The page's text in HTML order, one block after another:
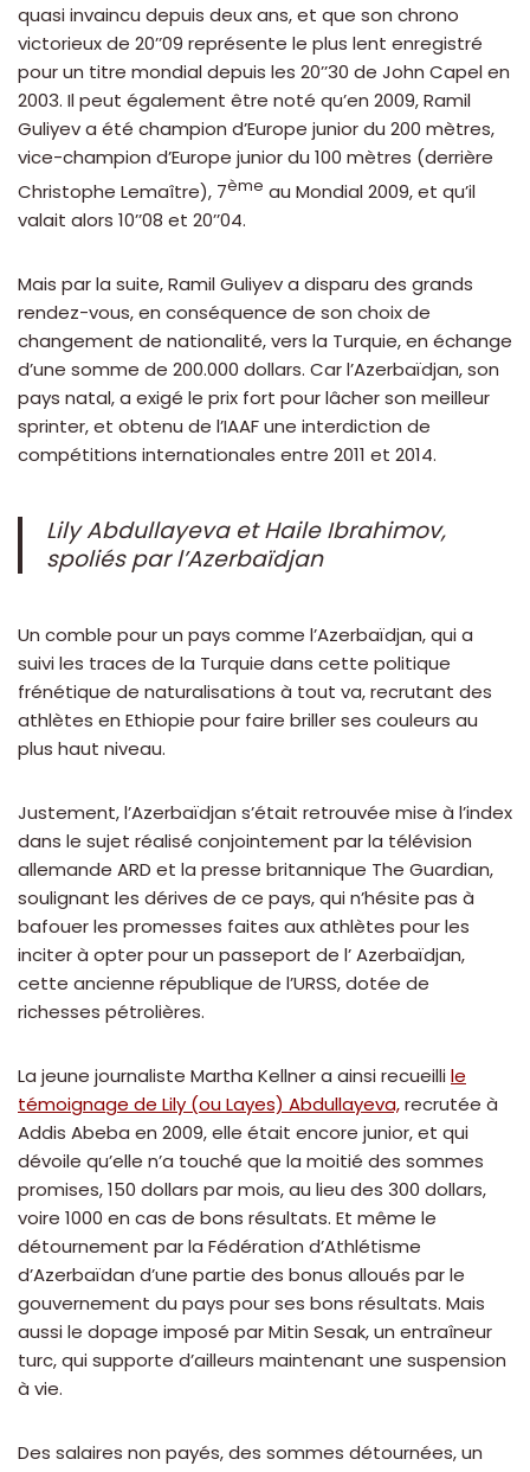
quasi invaincu depuis deux ans, et que son chrono
victorieux de 20’’09 représente le plus lent enregistré
pour un titre mondial depuis les 20’’30 de John Capel en
2003. Il peut également être noté qu’en 2009, Ramil
Guliyev a été champion d’Europe junior du 200 mètres,
vice-champion d’Europe junior du 100 mètres (derrière
Christophe Lemaître), 7ème au Mondial 2009, et qu’il
valait alors 10’’08 et 20’’04.
Mais par la suite, Ramil Guliyev a disparu des grands
rendez-vous, en conséquence de son choix de
changement de nationalité, vers la Turquie, en échange
d’une somme de 200.000 dollars. Car l’Azerbaïdjan, son
pays natal, a exigé le prix fort pour lâcher son meilleur
sprinter, et obtenu de l’IAAF une interdiction de
compétitions internationales entre 2011 et 2014.
Lily Abdullayeva et Haile Ibrahimov,
spoliés par l’Azerbaïdjan
Un comble pour un pays comme l’Azerbaïdjan, qui a
suivi les traces de la Turquie dans cette politique
frénétique de naturalisations à tout va, recrutant des
athlètes en Ethiopie pour faire briller ses couleurs au
plus haut niveau.
Justement, l’Azerbaïdjan s’était retrouvée mise à l’index
dans le sujet réalisé conjointement par la télévision
allemande ARD et la presse britannique The Guardian,
soulignant les dérives de ce pays, qui n’hésite pas à
bafouer les promesses faites aux athlètes pour les
inciter à opter pour un passeport de l’ Azerbaïdjan,
cette ancienne république de l’URSS, dotée de
richesses pétrolières.
La jeune journaliste Martha Kellner a ainsi recueillile
témoignage de Lily (ou Layes) Abdullayeva,recrutée à
Addis Abeba en 2009, elle était encore junior, et qui
dévoile qu’elle n’a touché que la moitié des sommes
promises, 150 dollars par mois, au lieu des 300 dollars,
voire 1000 en cas de bons résultats. Et même le
détournement par la Fédération d’Athlétisme
d’Azerbaïdan d’une partie des bonus alloués par le
gouvernement du pays pour ses bons résultats. Mais
aussi le dopage imposé par Mitin Sesak, un entraîneur
turc, qui supporte d’ailleurs maintenant une suspension
à vie.
Des salaires non payés, des sommes détournées, un